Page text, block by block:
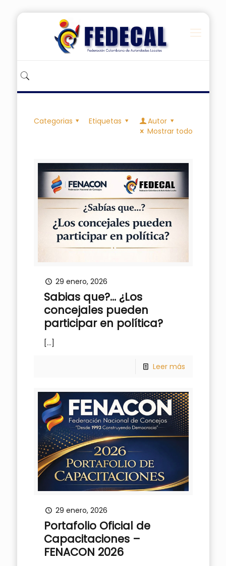
Categorias Etiquetas
Autor
Mostrar todo
29 enero, 2026
Sabias que?… ¿Los
concejales pueden
participar en política?
[…]
Leer más
29 enero, 2026
Portafolio Oficial de
Capacitaciones –
FENACON 2026